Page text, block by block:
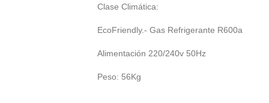
Clase Climática:
EcoFriendly.- Gas Refrigerante R600a
Alimentación 220/240v 50Hz
Peso: 56Kg